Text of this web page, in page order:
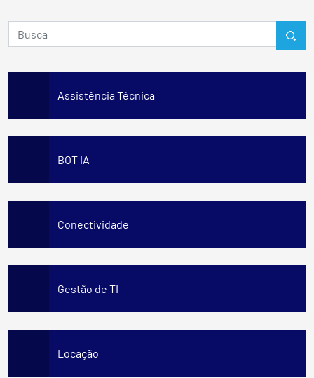
Assistência Técnica
BOT IA
Conectividade
Gestão de TI
Locação